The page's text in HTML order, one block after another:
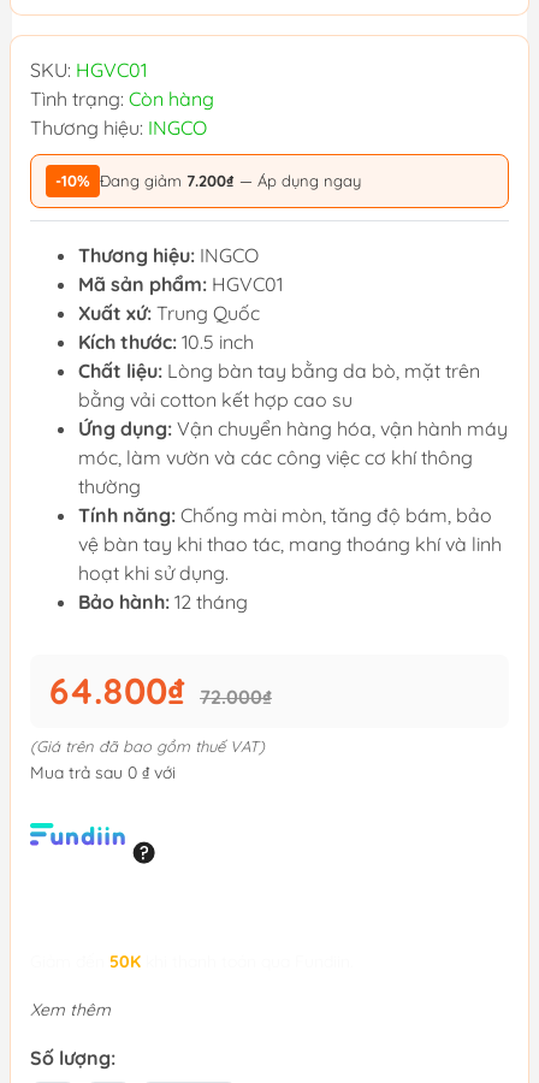
SKU: HGVC01
Tình trạng: Còn hàng
Thương hiệu: INGCO
-10% Đang giảm 7.200₫ — Áp dụng ngay
Thương hiệu: INGCO
Mã sản phẩm: HGVC01
Xuất xứ: Trung Quốc
Kích thước: 10.5 inch
Chất liệu: Lòng bàn tay bằng da bò, mặt trên
bằng vải cotton kết hợp cao su
Ứng dụng: Vận chuyển hàng hóa, vận hành máy
móc, làm vườn và các công việc cơ khí thông
thường
Tính năng: Chống mài mòn, tăng độ bám, bảo
vệ bàn tay khi thao tác, mang thoáng khí và linh
hoạt khi sử dụng.
Bảo hành: 12 tháng
64.800₫ 72.000₫
(Giá trên đã bao gồm thuế VAT)
Mua trả sau 0 ₫ với
50K
Xem thêm
Số lượng: